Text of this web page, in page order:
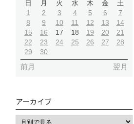
日 月 火 水 木 金
土
1
2 3 4 5 6
7
8
9 10 11 12 13
14
15
16 17 18 19 20
21
22
23 24 25 26 27
28
29
30
前月 翌月
アーカイブ